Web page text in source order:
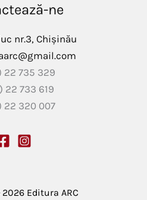
ne
nr.3, Chișinău
22 735 329
22 733 619
22 320 007
Editura ARC